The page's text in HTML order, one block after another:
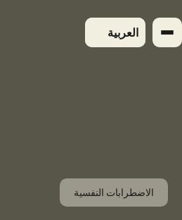
إلى
المحتوى
العربية
الاضطرابات النفسية